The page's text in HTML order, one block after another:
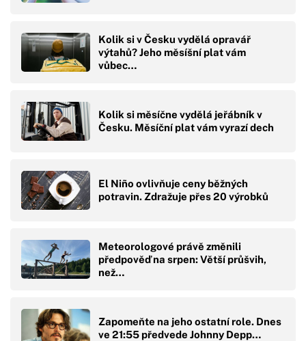
Kolik si v Česku vydělá opravář
výtahů? Jeho měsíšní plat vám
vůbec…
Kolik si měsíčne vydělá jeřábník v
Česku. Měsíční plat vám vyrazí dech
El Niño ovlivňuje ceny běžných
potravin. Zdražuje přes 20 výrobků
Meteorologové právě změnili
předpověď na srpen: Větší průšvih,
než…
Zapomeňte na jeho ostatní role. Dnes
ve 21:55 předvede Johnny Depp…